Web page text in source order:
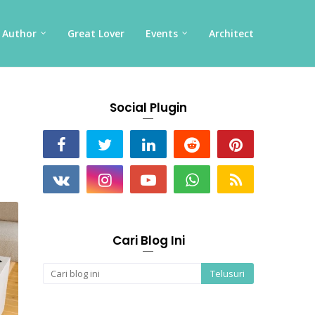
Author Great Lover Events Architect
Social Plugin
Cari Blog Ini